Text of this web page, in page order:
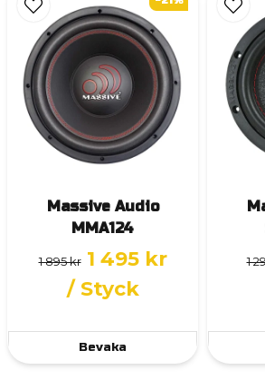
Massive Audio
MMA124
1 895 kr 1 495 kr
/ Styck
Bevaka
1